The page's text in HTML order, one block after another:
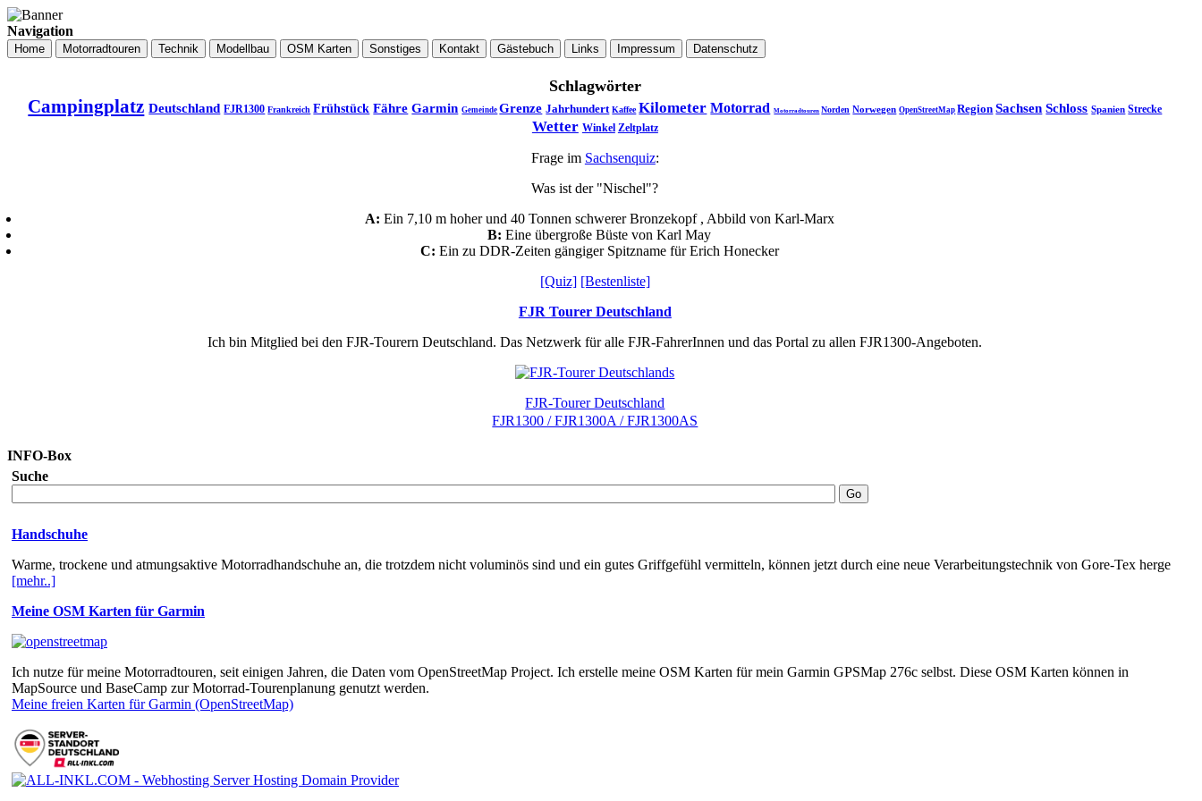
Navigation
Home Motorradtouren Technik Modellbau OSM Karten Sonstiges Kontakt Gästebuch Links Impressum Datenschutz
Schlagwörter
Campingplatz Deutschland FJR1300 Frankreich Frühstück Fähre Garmin Gemeinde Grenze Jahrhundert Kaffee Kilometer Motorrad Motorradtouren Norden Norwegen OpenStreetMap Region Sachsen Schloss Spanien Strecke
Wetter Winkel Zeltplatz
Frage im Sachsenquiz:
Was ist der "Nischel"?
A: Ein 7,10 m hoher und 40 Tonnen schwerer Bronzekopf , Abbild von Karl-Marx
B:Eine übergroße Büste von Karl May
C: Ein zu DDR-Zeiten gängiger Spitzname für Erich Honecker
[Quiz] [Bestenliste]
FJR Tourer Deutschland
Ich bin Mitglied bei den FJR-Tourern Deutschland. Das Netzwerk für alle FJR-FahrerInnen und das Portal zu allen FJR1300-Angeboten.
FJR-Tourer Deutschland
FJR1300 / FJR1300A / FJR1300AS
INFO-Box
Suche
Handschuhe
Warme, trockene und atmungsaktive Motorradhandschuhe an, die trotzdem nicht voluminös sind und ein gutes Griffgefühl vermitteln, können jetzt durch eine neue Verarbeitungstechnik von Gore-Tex herge
[mehr..]
Meine OSM Karten für Garmin
Ich nutze für meine Motorradtouren, seit einigen Jahren, die Daten vom OpenStreetMap Project. Ich erstelle meine OSM Karten für mein Garmin GPSMap 276c selbst. Diese OSM Karten können in
MapSource und BaseCamp zur Motorrad-Tourenplanung genutzt werden.
Meine freien Karten für Garmin (OpenStreetMap)